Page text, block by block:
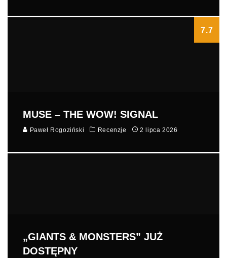
7.7
MUSE – THE WOW! SIGNAL
Paweł Rogoziński Recenzje 2 lipca 2026
„GIANTS & MONSTERS” JUŻ
DOSTĘPNY